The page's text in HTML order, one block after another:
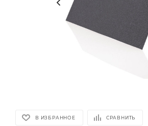
В ИЗБРАННОЕ СРАВНИТЬ